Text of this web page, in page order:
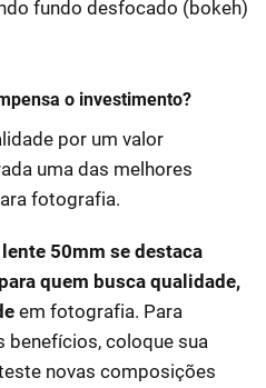
fundo desfocado (bokeh)
o investimento?
por um valor
uma das melhores
fotografia.
lente 50mm se destaca
quem busca qualidade,
em fotografia. Para
coloque sua
novas composições